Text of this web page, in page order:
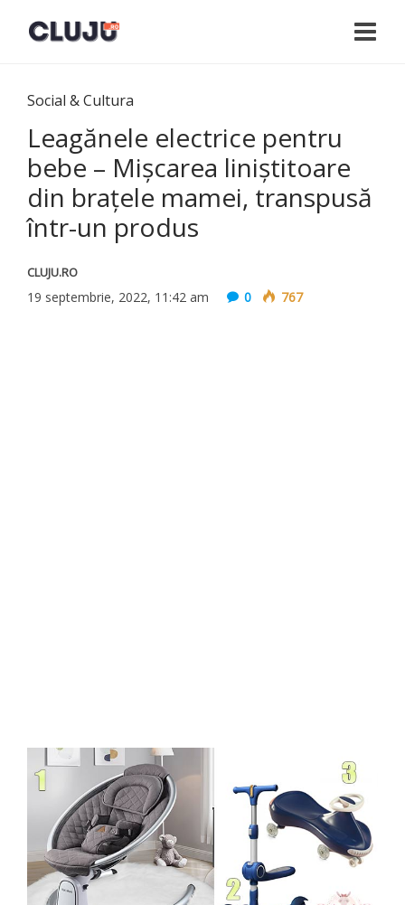
Social & Cultura
Leagănele electrice pentru
bebe – Mișcarea liniștitoare
din brațele mamei, transpusă
într-un produs
CLUJU.RO
19 septembrie, 2022, 11:42 am 0 767